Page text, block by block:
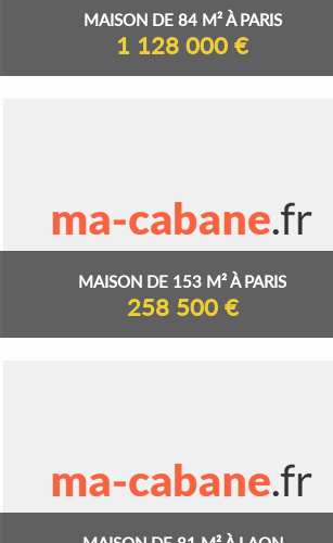
MAISON DE 84 M² À PARIS
1 128 000 €
MAISON DE 153 M² À PARIS
258 500 €